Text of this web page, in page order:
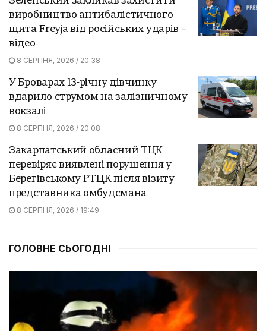
виробництво антибалістичного
щита Freyja від російських ударів –
відео
8 СЕРПНЯ, 2026 / 20:38
У Броварах 13-річну дівчинку
вдарило струмом на залізничному
вокзалі
8 СЕРПНЯ, 2026 / 20:08
Закарпатський обласний ТЦК
перевіряє виявлені порушення у
Берегівському РТЦК після візиту
представника омбудсмана
8 СЕРПНЯ, 2026 / 19:49
ГОЛОВНЕ СЬОГОДНІ